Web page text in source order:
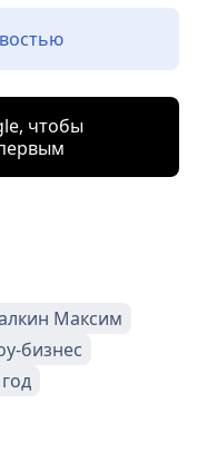
чтобы
Максим
бизнес